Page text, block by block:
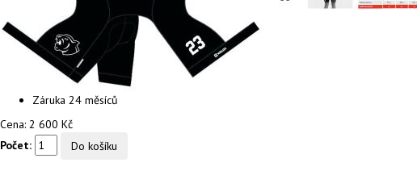
Záruka 24 měsíců
Cena: 2 600 Kč
Počet: